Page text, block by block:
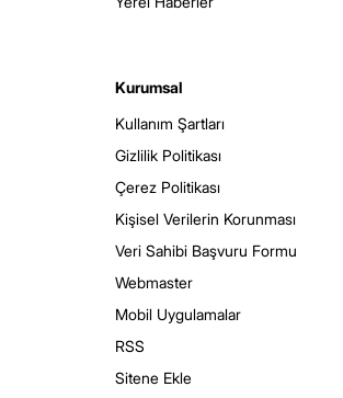
Kurumsal
Kullanım Şartları
Gizlilik Politikası
Çerez Politikası
Kişisel Verilerin Korunması
Veri Sahibi Başvuru Formu
Webmaster
Mobil Uygulamalar
RSS
Sitene Ekle